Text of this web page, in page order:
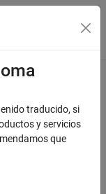
traducido, si
y servicios
que